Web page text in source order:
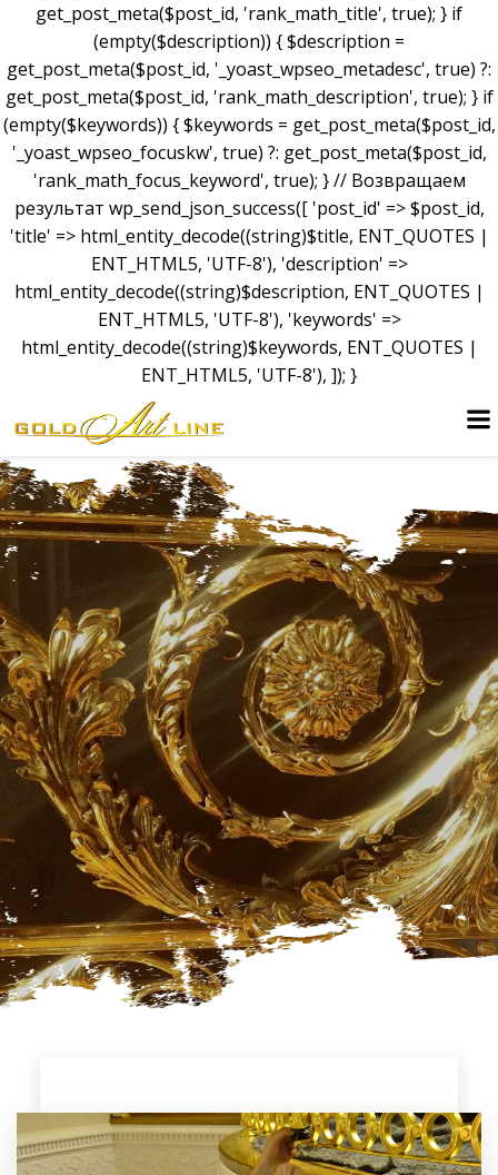
get_post_meta($post_id, 'rank_math_title', true); } if
(empty($description)) { $description =
get_post_meta($post_id, '_yoast_wpseo_metadesc', true) ?:
get_post_meta($post_id, 'rank_math_description', true); } if
(empty($keywords)) { $keywords = get_post_meta($post_id,
'_yoast_wpseo_focuskw', true) ?: get_post_meta($post_id,
'rank_math_focus_keyword', true); } // Возвращаем
результат wp_send_json_success([ 'post_id' => $post_id,
'title' => html_entity_decode((string)$title, ENT_QUOTES |
ENT_HTML5, 'UTF-8'), 'description' =>
html_entity_decode((string)$description, ENT_QUOTES |
ENT_HTML5, 'UTF-8'), 'keywords' =>
html_entity_decode((string)$keywords, ENT_QUOTES |
ENT_HTML5, 'UTF-8'), ]); }